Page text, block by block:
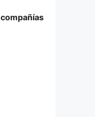
compañías